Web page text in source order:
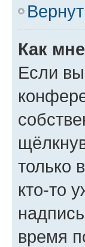
Как
Если
только
кто-то
время